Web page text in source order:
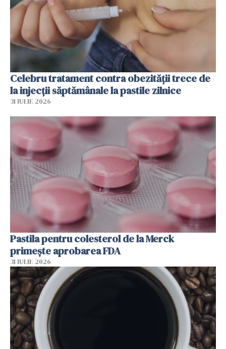
Celebru tratament contra obezității trece de
la injecții săptămânale la pastile zilnice
31 IULIE 2026
Pastila pentru colesterol de la Merck
primește aprobarea FDA
31 IULIE 2026